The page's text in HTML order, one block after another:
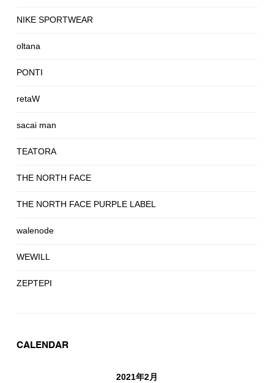
NIKE SPORTWEAR
oltana
PONTI
retaW
sacai man
TEATORA
THE NORTH FACE
THE NORTH FACE PURPLE LABEL
walenode
WEWILL
ZEPTEPI
CALENDAR
2021年2月